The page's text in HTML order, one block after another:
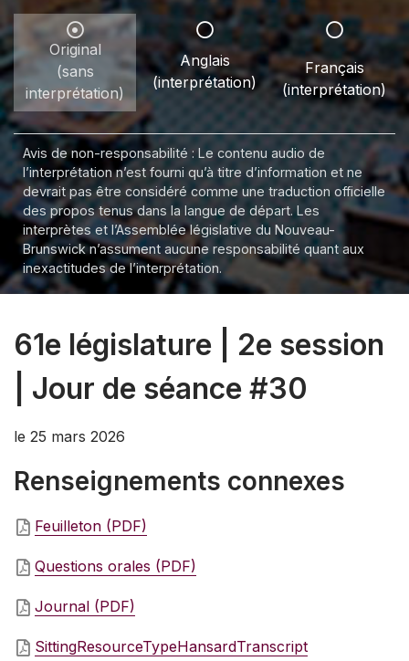
Original
(sans
interprétation)
Anglais
(interprétation)
Français
(interprétation)
Avis de non-responsabilité : Le contenu audio de
l’interprétation n’est fourni qu’à titre d’information et ne
devrait pas être considéré comme une traduction officielle
des propos tenus dans la langue de départ. Les
interprètes et l’Assemblée législative du Nouveau-
Brunswick n’assument aucune responsabilité quant aux
inexactitudes de l’interprétation.
61e législature | 2e session
| Jour de séance #30
le 25 mars 2026
Renseignements connexes
Feuilleton (PDF)
Questions orales (PDF)
Journal (PDF)
SittingResourceTypeHansardTranscript